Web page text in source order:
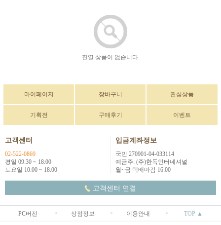
진열 상품이 없습니다.
마이페이지 장바구니 관심상품
기획전 구매후기 이벤트
고객센터
02-522-0869
평일 09:30 ~ 18:00
토요일 10:00 ~ 18:00
입금계좌정보
국민 270901-04-033114
예금주: (주)한독인터네셔널
월~금 택배마감 16:00
고객센터 연결
PC버전 상점정보 이용안내 TOP ▲